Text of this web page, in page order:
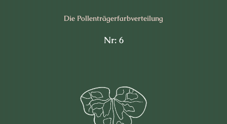
Die Pollen­trägerfarb­verteilung
Nr: 6